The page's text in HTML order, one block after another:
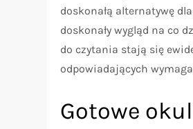
doskonałą alternatywę
doskonały wygląd na co
do czytania stają się
odpowiadających
Gotowe